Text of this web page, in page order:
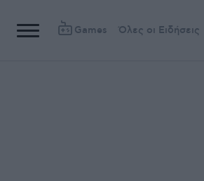
Games Όλες οι Ειδήσεις